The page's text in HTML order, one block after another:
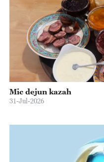
Mic dejun kazah
31-Jul-2026